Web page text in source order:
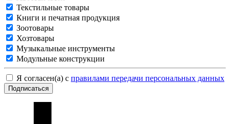
Текстильные товары
Книги и печатная продукция
Зоотовары
Хозтовары
Музыкальные инструменты
Модульные конструкции
Я согласен(а) с правилами передачи персональных данных
Подписаться